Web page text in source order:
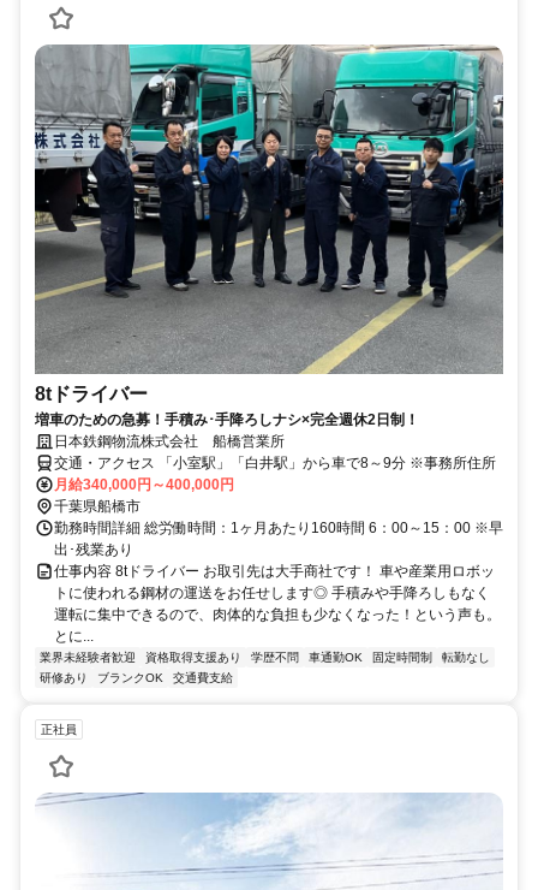
8tドライバー
増車のための急募！手積み･手降ろしナシ×完全週休2日制！
日本鉄鋼物流株式会社 船橋営業所
交通・アクセス 「小室駅」「白井駅」から車で8～9分 ※事務所住所
月給340,000円～400,000円
千葉県船橋市
勤務時間詳細 総労働時間：1ヶ月あたり160時間 6：00～15：00 ※早
出･残業あり
仕事内容 8tドライバー お取引先は大手商社です！ 車や産業用ロボッ
トに使われる鋼材の運送をお任せします◎ 手積みや手降ろしもなく
運転に集中できるので、肉体的な負担も少なくなった！という声も。
とに...
業界未経験者歓迎 資格取得支援あり 学歴不問 車通勤OK 固定時間制
転勤なし
研修あり
ブランクOK 交通費支給
正社員